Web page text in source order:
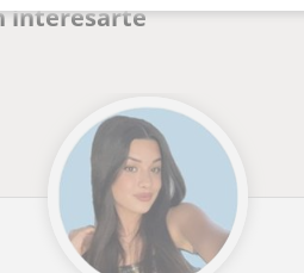
interesarte